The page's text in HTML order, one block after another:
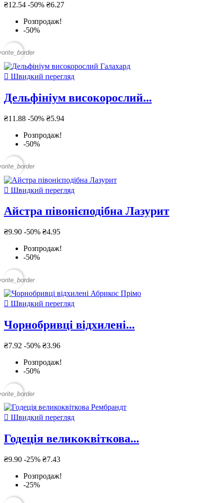
₴12.54 -50% ₴6.27
Розпродаж!
-50%
 Швидкий перегляд
Дельфініум високорослий...
₴11.88 -50% ₴5.94
Розпродаж!
-50%
 Швидкий перегляд
Айстра півонієподібна Лазурит
₴9.90 -50% ₴4.95
Розпродаж!
-50%
 Швидкий перегляд
Чорнобривці відхилені...
₴7.92 -50% ₴3.96
Розпродаж!
-50%
 Швидкий перегляд
Годеція великоквіткова...
₴9.90 -25% ₴7.43
Розпродаж!
-25%